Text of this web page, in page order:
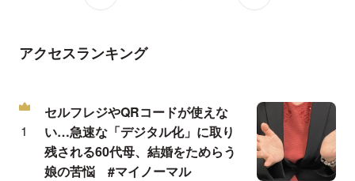
アクセスランキング
セルフレジやQRコードが使えな
い…急速な「デジタル化」に取り
残される60代母、結婚をためらう
娘の苦悩 #マイノーマル